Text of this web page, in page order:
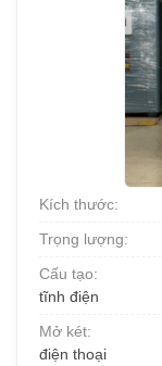
Kích thước:
Trọng lượng:
Cấu tạo:
tĩnh điện
Mở két:
điện thoại